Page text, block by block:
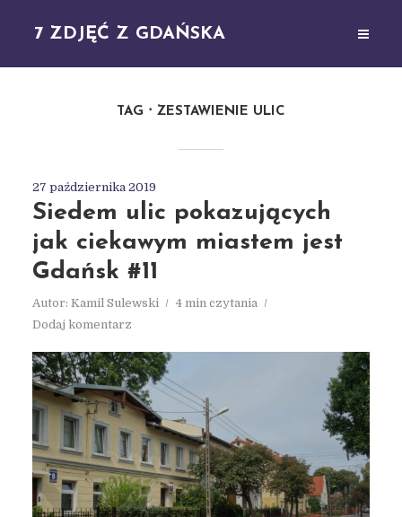
7 ZDJĘĆ Z GDAŃSKA
TAG ZESTAWIENIE ULIC
27 października 2019
Siedem ulic pokazujących
jak ciekawym miastem jest
Gdańsk #11
Autor: Kamil Sulewski
4 min czytania
Dodaj komentarz